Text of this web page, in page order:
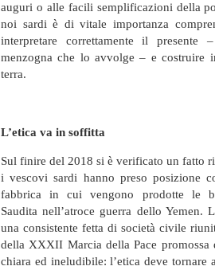
auguri o alle facili semplificazioni della
noi sardi è di vitale importanza
interpretare correttamente il presente
menzogna che lo avvolge – e costruire
terra.
L’etica va in soffitta
Sul finire del 2018 si è verificato un fatto
i vescovi sardi hanno preso posizione
fabbrica in cui vengono prodotte le
Saudita nell’atroce guerra dello Yemen.
una consistente fetta di società civile
della XXXII Marcia della Pace promossa
chiara ed ineludibile: l’etica deve tornare